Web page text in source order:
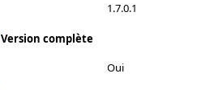
1.7.0.1
Version complète
Oui